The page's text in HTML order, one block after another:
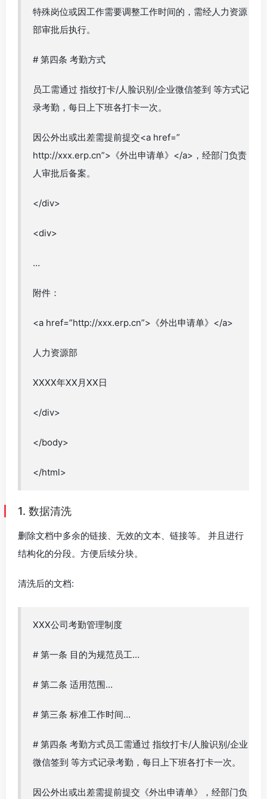
特殊岗位或因工作需要调整工作时间的，需经人力资源
部审批后执行。
# 第四条 考勤方式
员工需通过 指纹打卡/人脸识别/企业微信签到 等方式记
录考勤，每日上下班各打卡一次。
因公外出或出差需提前提交<a href=”
http://xxx.erp.cn”>《外出申请单》</a>，经部门负责
人审批后备案。
</div>
<div>
…
附件：
<a href=”http://xxx.erp.cn”>《外出申请单》</a>
人力资源部
XXXX年XX月XX日
</div>
</body>
</html>
1. 数据清洗
删除文档中多余的链接、无效的文本、链接等。 并且进行
结构化的分段。方便后续分块。
清洗后的文档:
XXX公司考勤管理制度
# 第一条 目的为规范员工…
# 第二条 适用范围…
# 第三条 标准工作时间…
# 第四条 考勤方式员工需通过 指纹打卡/人脸识别/企业
微信签到 等方式记录考勤，每日上下班各打卡一次。
因公外出或出差需提前提交《外出申请单》，经部门负